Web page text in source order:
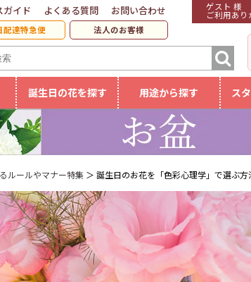
ゲスト 様
ご利用あり
ガイド よくある質問 お問い合わせ
配達特急便 法人のお客様
誕生日の花を探す 用途から探す ス
ルールやマナー特集 誕生日のお花を「色彩心理学」で選ぶ方